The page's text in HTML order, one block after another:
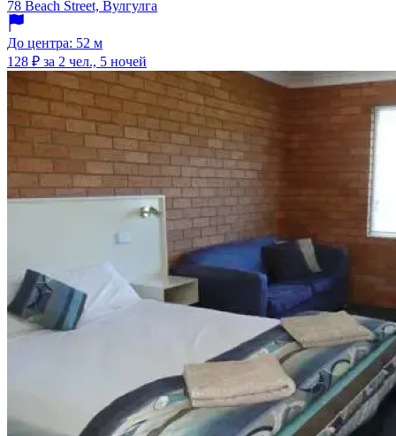
78 Beach Street, Вулгулга
До центра: 52 м
128 ₽ за 2 чел., 5 ночей